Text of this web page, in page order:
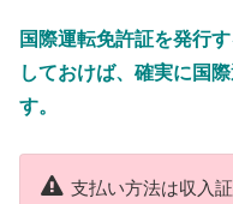
国際運転免許証を発行
しておけば、確実に国
す。
支払い方法は収入